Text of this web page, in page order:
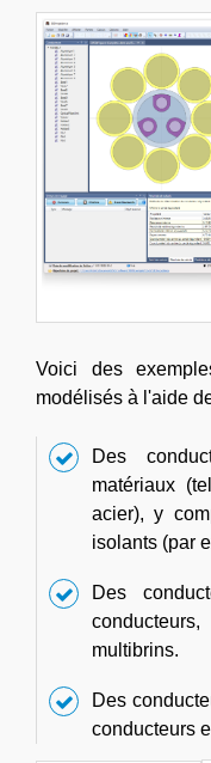
Voici des
modélisés à l'aide
Des
matériaux
acier), y
isolants (par
Des
multibrins.
Des
conducteurs